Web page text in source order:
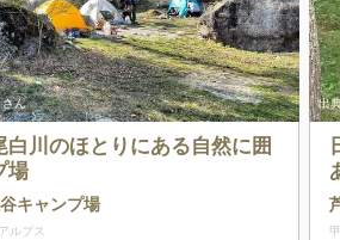
ん
白川のほとりにある自然に囲
場
キャンプ場
ルプス
出